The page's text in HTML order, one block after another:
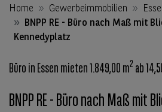
Home Gewerbeimmobilien
BNPP RE - Büro nach Maß mit
Kennedyplatz
Büro in Essen mieten 1.849,00 m2 ab
BNPP RE - Büro nach Maß mit